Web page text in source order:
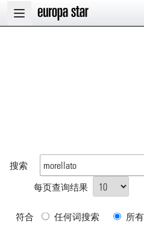
Open main menu
搜索
每页查询结果
符合 任何词搜索 所